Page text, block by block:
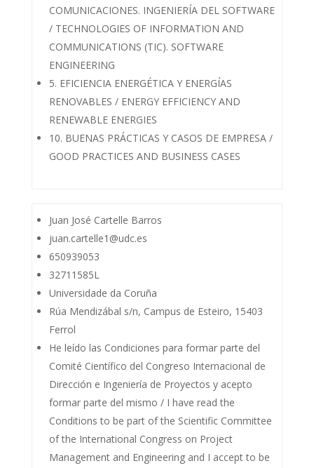
COMUNICACIONES. INGENIERÍA DEL SOFTWARE
/ TECHNOLOGIES OF INFORMATION AND
COMMUNICATIONS (TIC). SOFTWARE
ENGINEERING
5. EFICIENCIA ENERGÉTICA Y ENERGÍAS
RENOVABLES / ENERGY EFFICIENCY AND
RENEWABLE ENERGIES
10. BUENAS PRÁCTICAS Y CASOS DE EMPRESA /
GOOD PRACTICES AND BUSINESS CASES
Juan José Cartelle Barros
juan.cartelle1@udc.es
650939053
32711585L
Universidade da Coruña
Rúa Mendizábal s/n, Campus de Esteiro, 15403
Ferrol
He leído las Condiciones para formar parte del
Comité Científico del Congreso Internacional de
Dirección e Ingeniería de Proyectos y acepto
formar parte del mismo / I have read the
Conditions to be part of the Scientific Committee
of the International Congress on Project
Management and Engineering and I accept to be